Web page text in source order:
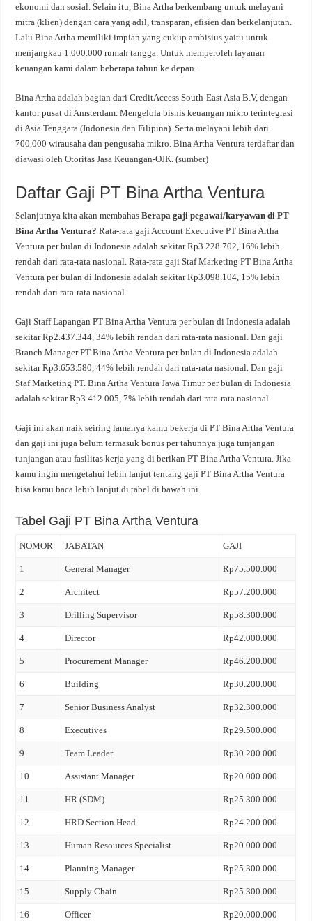
ekonomi dan sosial. Selain itu, Bina Artha berkembang untuk melayani
mitra (klien) dengan cara yang adil, transparan, efisien dan berkelanjutan.
Lalu Bina Artha memiliki impian yang cukup ambisius yaitu untuk
menjangkau 1.000.000 rumah tangga. Untuk memperoleh layanan
keuangan kami dalam beberapa tahun ke depan.
Bina Artha adalah bagian dari CreditAccess South-East Asia B.V, dengan
kantor pusat di Amsterdam. Mengelola bisnis keuangan mikro terintegrasi
di Asia Tenggara (Indonesia dan Filipina). Serta melayani lebih dari
700,000 wirausaha dan pengusaha mikro. Bina Artha Ventura terdaftar dan
diawasi oleh Otoritas Jasa Keuangan-OJK. (sumber)
Daftar Gaji PT Bina Artha Ventura
Selanjutnya kita akan membahasBerapa gaji pegawai/karyawan di PT
Bina Artha Ventura?Rata-rata gaji Account Executive PT Bina Artha
Ventura per bulan di Indonesia adalah sekitar Rp3.228.702, 16% lebih
rendah dari rata-rata nasional. Rata-rata gaji Staf Marketing PT Bina Artha
Ventura per bulan di Indonesia adalah sekitar Rp3.098.104, 15% lebih
rendah dari rata-rata nasional.
Gaji Staff Lapangan PT Bina Artha Ventura per bulan di Indonesia adalah
sekitar Rp2.437.344, 34% lebih rendah dari rata-rata nasional. Dan gaji
Branch Manager PT Bina Artha Ventura per bulan di Indonesia adalah
sekitar Rp3.653.580, 44% lebih rendah dari rata-rata nasional. Dan gaji
Staf Marketing PT. Bina Artha Ventura Jawa Timur per bulan di Indonesia
adalah sekitar Rp3.412.005, 7% lebih rendah dari rata-rata nasional.
Gaji ini akan naik seiring lamanya kamu bekerja di PT Bina Artha Ventura
dan gaji ini juga belum termasuk bonus per tahunnya juga tunjangan
tunjangan atau fasilitas kerja yang di berikan PT Bina Artha Ventura. Jika
kamu ingin mengetahui lebih lanjut tentang gaji PT Bina Artha Ventura
bisa kamu baca lebih lanjut di tabel di bawah ini.
Tabel Gaji PT Bina Artha Ventura
NOMOR JABATAN GAJI
1 General Manager Rp75.500.000
2 Architect Rp57.200.000
3 Drilling Supervisor Rp58.300.000
4 Director Rp42.000.000
5 Procurement Manager Rp46.200.000
6 Building Rp30.200.000
7 Senior Business Analyst Rp32.300.000
8 Executives Rp29.500.000
9 Team Leader Rp30.200.000
10 Assistant Manager Rp20.000.000
11 HR (SDM) Rp25.300.000
12 HRD Section Head Rp24.200.000
13 Human Resources Specialist Rp20.000.000
14 Planning Manager Rp25.300.000
15 Supply Chain Rp25.300.000
16 Officer Rp20.000.000